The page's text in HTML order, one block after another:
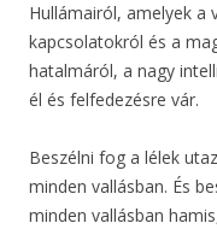
Hullámairól, amelyek a
kapcsolatokról és a
hatalmáról, a nagy
él és felfedezésre vár.
Beszélni fog a lélek
minden vallásban. És
minden vallásban